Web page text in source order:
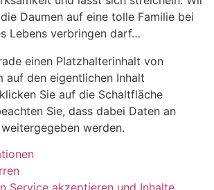
Daumen auf eine tolle Familie bei
Lebens verbringen darf…
einen Platzhalterinhalt von
auf den eigentlichen Inhalt
Sie auf die Schaltfläche
Sie, dass dabei Daten an
werden.